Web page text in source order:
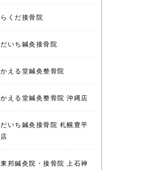
らくだ接骨院
だいち鍼灸接骨院
かえる堂鍼灸整骨院
かえる堂鍼灸整骨院 沖縄店
だいち鍼灸接骨院 札幌豊平
店
東邦鍼灸院・接骨院 上石神